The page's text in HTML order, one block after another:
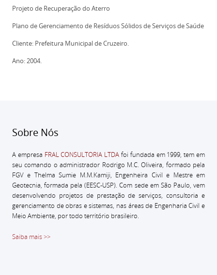
Projeto de Recuperação do Aterro
Plano de Gerenciamento de Resíduos Sólidos de Serviços de Saúde
Cliente: Prefeitura Municipal de Cruzeiro.
Ano: 2004.
Sobre Nós
A empresa FRAL CONSULTORIA LTDA foi fundada em 1999, tem em
seu comando o administrador Rodrigo M.C. Oliveira, formado pela
FGV e Thelma Sumie M.M.Kamiji, Engenheira Civil e Mestre em
Geotecnia, formada pela (EESC-USP).Com sede em São Paulo, vem
desenvolvendo projetos de prestação de serviços, consultoria e
gerenciamento de obras e sistemas, nas áreas de Engenharia Civil e
Meio Ambiente, por todo território brasileiro.
Saiba mais >>